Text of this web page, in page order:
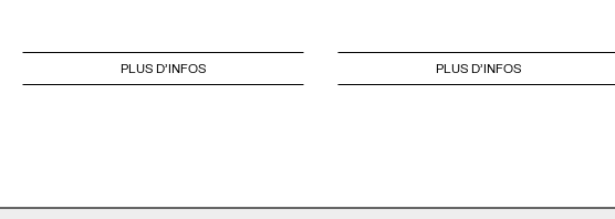
PLUS D'INFOS PLUS D'INFOS